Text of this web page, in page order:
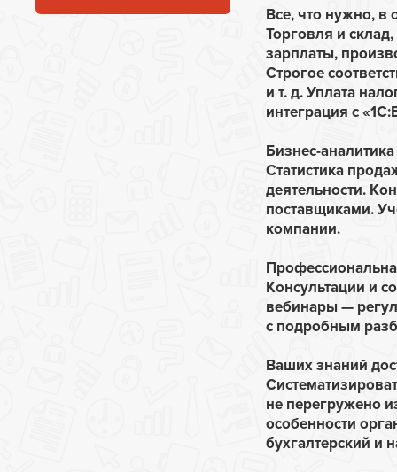
Все, что нужно, в
Торговля и
зарплаты,
Строгое
и т. д. Уплата
интеграция с
Бизнес-аналитика
Статистика
деятельности.
поставщиками.
компании.
Консультации и
вебинары —
с подробным
Ваших знаний
не перегружено
особенности
бухгалтерский и